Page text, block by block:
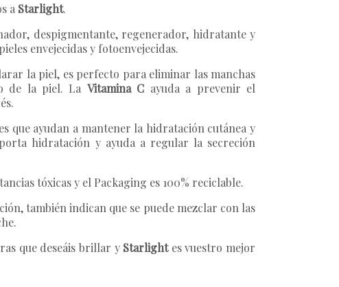
a Starlight.
despigmentante, regenerador, hidratante y
envejecidas y fotoenvejecidas.
la piel, es perfecto para eliminar las manchas
de la piel. La Vitamina C ayuda a prevenir el
que ayudan a mantener la hidratación cutánea y
hidratación y ayuda a regular la secreción
tóxicas y el Packaging es 100% reciclable.
también indican que se puede mezclar con las
que deseáis brillar y Starlight es vuestro mejor